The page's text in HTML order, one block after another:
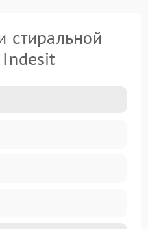
стиральной